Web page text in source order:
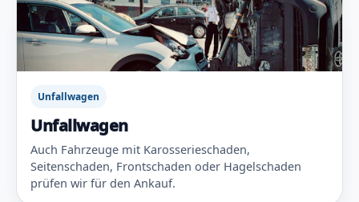
Unfallwagen
Unfallwagen
Auch Fahrzeuge mit Karosserieschaden,
Seitenschaden, Frontschaden oder Hagelschaden
prüfen wir für den Ankauf.